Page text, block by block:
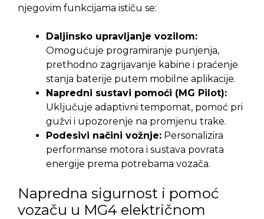
njegovim funkcijama ističu se:
Daljinsko upravljanje vozilom:
Omogućuje programiranje punjenja,
prethodno zagrijavanje kabine i praćenje
stanja baterije putem mobilne aplikacije.
Napredni sustavi pomoći (MG Pilot):
Uključuje adaptivni tempomat, pomoć pri
gužvi i upozorenje na promjenu trake.
Podesivi načini vožnje: Personalizira
performanse motora i sustava povrata
energije prema potrebama vozača.
Napredna sigurnost i pomoć
vozaču u MG4 električnom